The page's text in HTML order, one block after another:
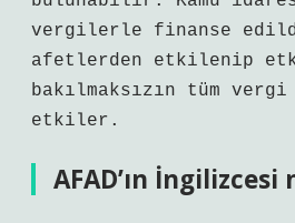
vergilerle finanse
afetlerden etkilenip
bakılmaksızın tüm
etkiler.
AFAD’ın İngilizcesi